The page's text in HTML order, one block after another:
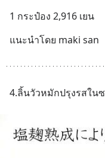
1 กระป๋อง 2,916 เยน
แนะนำโดย maki san
4.ลิ้นวัวหมักปรุงรสใน